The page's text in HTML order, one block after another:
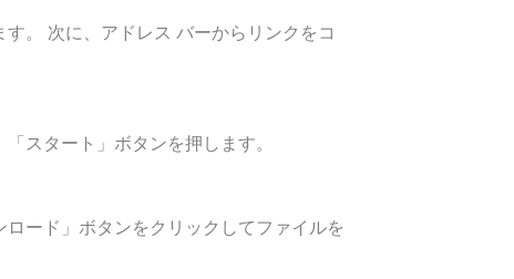
。 次に、アドレス バーからリンクをコ
スタート」ボタンを押します。
ード」ボタンをクリックしてファイルを